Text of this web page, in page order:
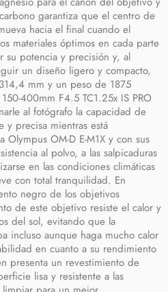
garantiza que el centro de
hacia el final cuando el
materiales óptimos en cada parte
su potencia y precisión y, al
un diseño ligero y compacto,
mm y un peso de 1875
400mm F4.5 TC1.25x IS PRO
al fotógrafo la capacidad de
y precisa mientras está
OM-D E-M1X y con sus
al polvo, a las salpicaduras
en las condiciones climáticas
con total tranquilidad. En
negro de los objetivos
de este objetivo resiste el calor y
del sol, evitando que la
incluso aunque haga mucho calor
en cuanto a su rendimiento
presenta un revestimiento de
lisa y resistente a las